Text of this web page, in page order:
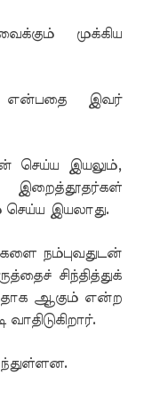
முக்கிய
என்பதை இவர்
செய்ய இயலும்,
செய்ய இயலாது.
நம்புவதுடன்
சிந்தித்துக்
ஆகும் என்ற